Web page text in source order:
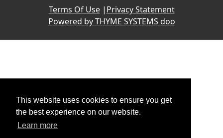
This website uses cookies to ensure you get
the best experience on our website.
Learn more
Terms Of Use| Privacy Statement
Powered by THYME SYSTEMS doo